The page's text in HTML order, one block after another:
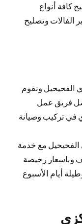
كافة أنواع
الفالات وتصليح
الفحيحيل ونقوم
فريق عمل
في تركيب وصيانة
الفحيحيل مع خدمة
وباسعار رخيصة
مدار 24 ساعة وطيلة أيام الأسبوع